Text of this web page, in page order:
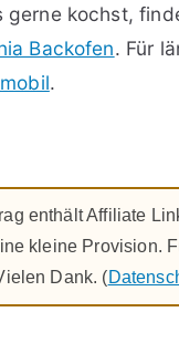
gerne kochst,
Backofen. Für
.
enthält Affiliate
kleine Provision.
Dank. (